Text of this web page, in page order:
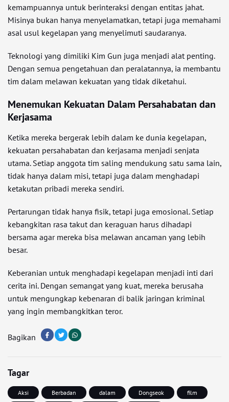
kemampuannya untuk berinteraksi dengan entitas jahat.
Misinya bukan hanya menyelamatkan, tetapi juga memahami
asal usul kegelapan yang menyelimuti saudaranya.
Teknologi yang dimiliki Kim Gun juga menjadi alat penting.
Dengan semua pengetahuan dan peralatannya, ia membantu
tim dalam melawan kekuatan yang tidak diketahui.
Menemukan Kekuatan Dalam Persahabatan dan
Kerjasama
Ketika mereka bergerak lebih dalam ke dunia kegelapan,
kekuatan persahabatan dan kerjasama menjadi senjata
utama. Setiap anggota tim saling mendukung satu sama lain,
tidak hanya dalam misi, tetapi juga dalam menghadapi
ketakutan pribadi mereka sendiri.
Pertarungan tidak hanya fisik, tetapi juga emosional. Setiap
kebangkitan rasa takut dan keraguan harus dihadapi
bersama agar mereka bisa melawan ancaman yang lebih
besar.
Keberanian untuk menghadapi kegelapan menjadi inti dari
cerita ini. Dengan semangat yang kuat, mereka berusaha
untuk mengungkap kebenaran di balik jaringan kriminal
yang ingin membangkitkan teror.
Bagikan
Tagar
Aksi Berbadan dalam Dongseok
film